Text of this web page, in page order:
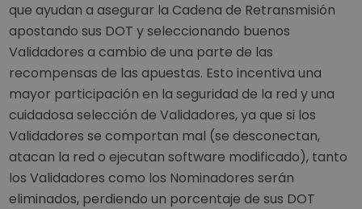
que ayudan a asegurar la Cadena de Retransmisión
apostando sus DOT y seleccionando buenos
Validadores a cambio de una parte de las
recompensas de las apuestas. Esto incentiva una
mayor participación en la seguridad de la red y una
cuidadosa selección de Validadores, ya que si los
Validadores se comportan mal (se desconectan,
atacan la red o ejecutan software modificado), tanto
los Validadores como los Nominadores serán
eliminados, perdiendo un porcentaje de sus DOT